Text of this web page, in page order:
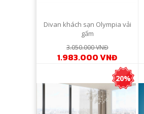
Divan khách sạn Olympia vải
gấm
3.050.000 VNĐ
1.983.000 VNĐ
20%